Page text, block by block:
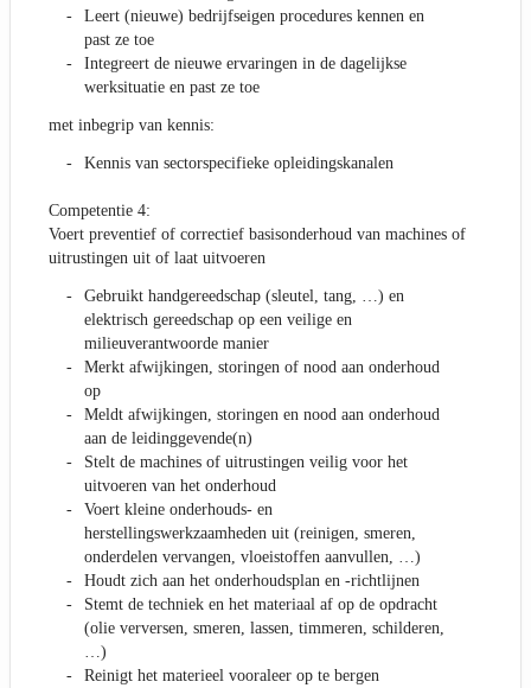
Leert (nieuwe) bedrijfseigen procedures kennen en
past ze toe
Integreert de nieuwe ervaringen in de dagelijkse
werksituatie en past ze toe
met inbegrip van kennis:
Kennis van sectorspecifieke opleidingskanalen
Competentie 4:
Voert preventief of correctief basisonderhoud van machines of
uitrustingen uit of laat uitvoeren
Gebruikt handgereedschap (sleutel, tang, …) en
elektrisch gereedschap op een veilige en
milieuverantwoorde manier
Merkt afwijkingen, storingen of nood aan onderhoud
op
Meldt afwijkingen, storingen en nood aan onderhoud
aan de leidinggevende(n)
Stelt de machines of uitrustingen veilig voor het
uitvoeren van het onderhoud
Voert kleine onderhouds- en
herstellingswerkzaamheden uit (reinigen, smeren,
onderdelen vervangen, vloeistoffen aanvullen, …)
Houdt zich aan het onderhoudsplan en -richtlijnen
Stemt de techniek en het materiaal af op de opdracht
(olie verversen, smeren, lassen, timmeren, schilderen,
…)
Reinigt het materieel vooraleer op te bergen